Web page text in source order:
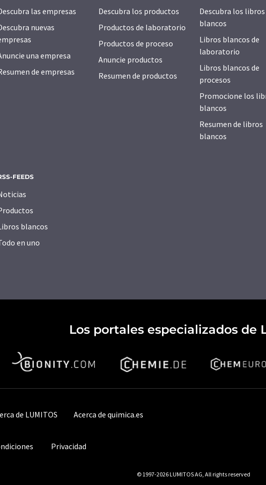
las empresas
nuevas
una empresa
de empresas
Descubra los productos
Productos de laboratorio
Productos de proceso
Anuncie productos
Resumen de productos
Descubra los libros
blancos
Libros blancos de
laboratorio
Libros blancos de
procesos
Promocione los
blancos
Resumen de libros
blancos
FEEDS
blancos
en uno
Los portales especializados de
de LUMITOS Acerca de quimica.es
Privacidad
© 1997-2026 LUMITOS AG, All rights reserved